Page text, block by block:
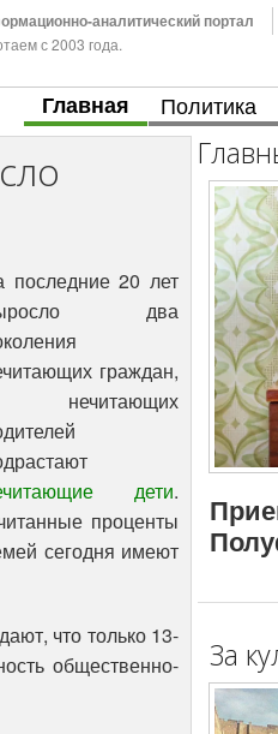
аналитический портал
с 2003 года.
Главная Политика
последние 20 лет
два
граждан,
нечитающих
дети.
проценты
сегодня имеют
что только 13-
общественно-
За